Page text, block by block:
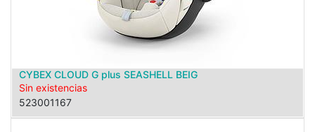
CYBEX CLOUD G plus SEASHELL BEIG
Sin existencias
523001167